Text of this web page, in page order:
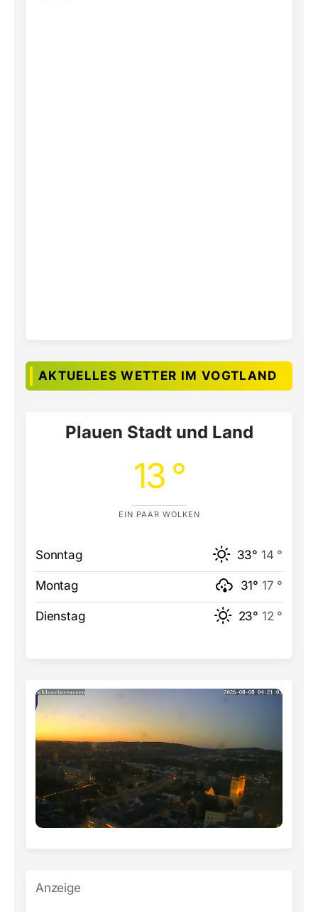
AKTUELLES WETTER IM VOGTLAND
Plauen Stadt und Land
13 °
EIN PAAR WOLKEN
Sonntag 33° 14 °
Montag 31° 17 °
Dienstag 23° 12 °
Anzeige